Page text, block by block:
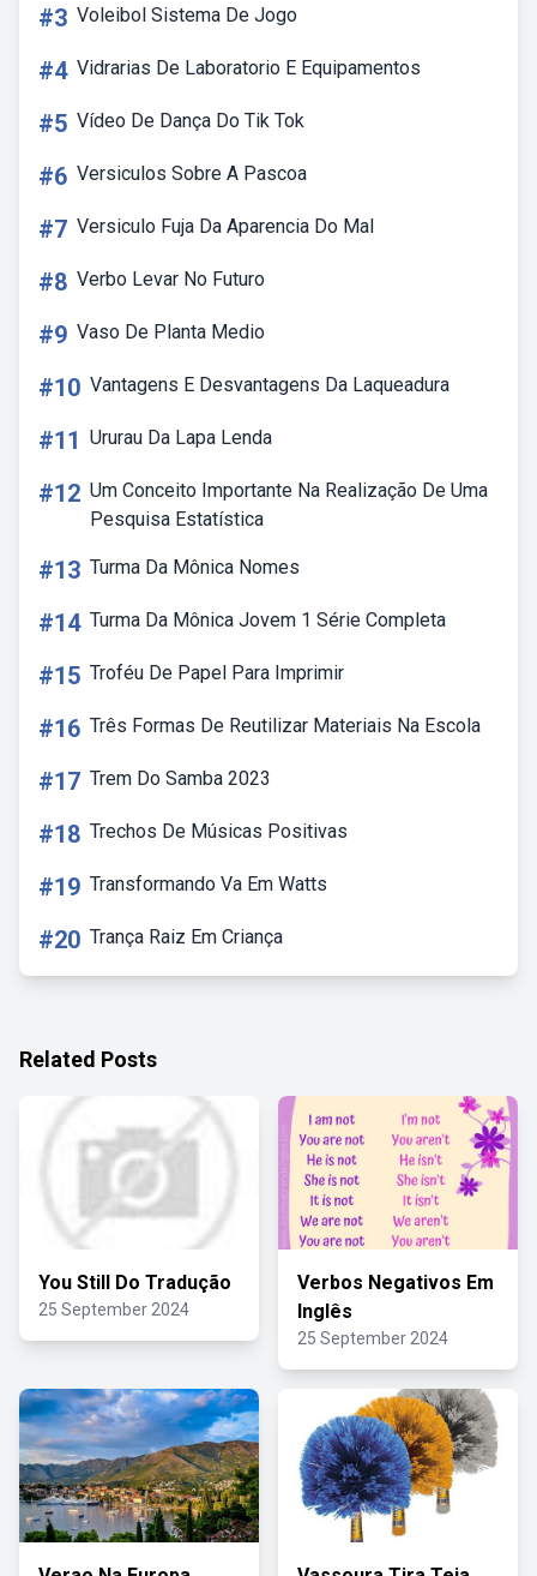
#3 Voleibol Sistema De Jogo
#4 Vidrarias De Laboratorio E Equipamentos
#5 Vídeo De Dança Do Tik Tok
#6 Versiculos Sobre A Pascoa
#7 Versiculo Fuja Da Aparencia Do Mal
#8 Verbo Levar No Futuro
#9 Vaso De Planta Medio
#10 Vantagens E Desvantagens Da Laqueadura
#11 Ururau Da Lapa Lenda
#12 Um Conceito Importante Na Realização De Uma
Pesquisa Estatística
#13 Turma Da Mônica Nomes
#14 Turma Da Mônica Jovem 1 Série Completa
#15 Troféu De Papel Para Imprimir
#16 Três Formas De Reutilizar Materiais Na Escola
#17 Trem Do Samba 2023
#18 Trechos De Músicas Positivas
#19 Transformando Va Em Watts
#20 Trança Raiz Em Criança
Related Posts
You Still Do Tradução
25 September 2024
Verbos Negativos Em
Inglês
25 September 2024